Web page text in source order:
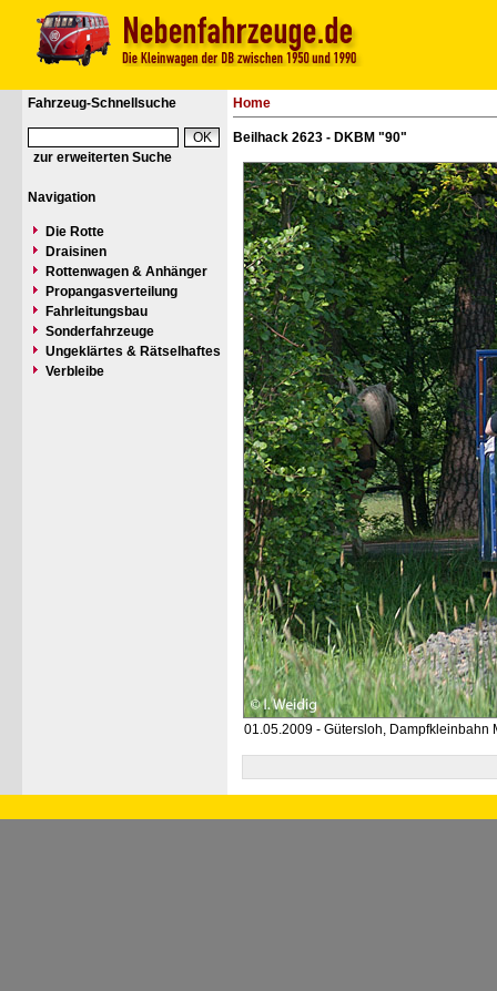
Fahrzeug-Schnellsuche
zur erweiterten Suche
Navigation
Die Rotte
Draisinen
Rottenwagen & Anhänger
Propangasverteilung
Fahrleitungsbau
Sonderfahrzeuge
Ungeklärtes & Rätselhaftes
Verbleibe
Home
Beilhack 2623 - DKBM "90"
01.05.2009 - Gütersloh, Dampfkleinbahn